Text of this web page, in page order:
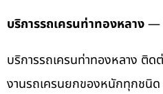
บริการรถเครนท่าทองหลาง—
บริการรถเครนท่าทองหลาง ติด
งานรถเครนยกของหนักทุกชนิ